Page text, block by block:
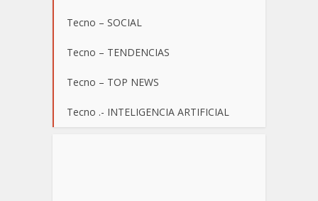
Tecno – SOCIAL
Tecno – TENDENCIAS
Tecno – TOP NEWS
Tecno .- INTELIGENCIA ARTIFICIAL